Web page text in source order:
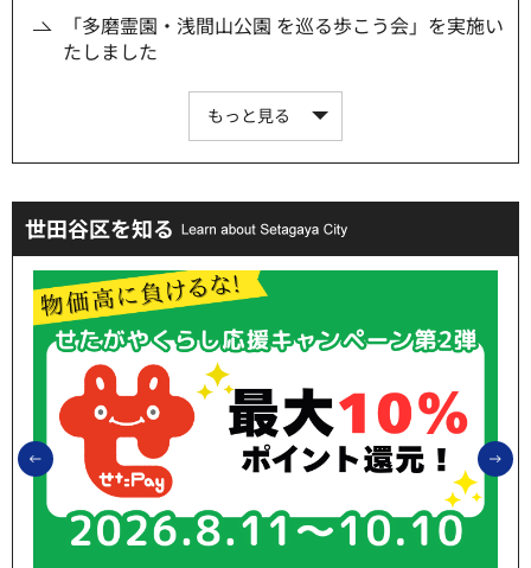
「多磨霊園・浅間山公園 を巡る歩こう会」を実施い
たしました
もっと見る
世田谷区を知る
前のスライドを表示